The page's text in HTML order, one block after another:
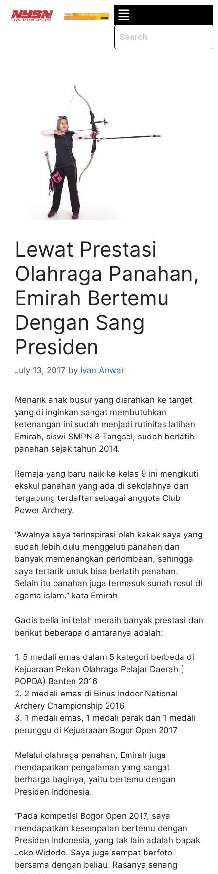
Lewat Prestasi
Olahraga Panahan,
Emirah Bertemu
Dengan Sang
Presiden
July 13, 2017 by Ivan Anwar
Menarik anak busur yang diarahkan ke target
yang di inginkan sangat membutuhkan
ketenangan ini sudah menjadi rutinitas latihan
Emirah, siswi SMPN 8 Tangsel, sudah berlatih
panahan sejak tahun 2014.
Remaja yang baru naik ke kelas 9 ini mengikuti
ekskul panahan yang ada di sekolahnya dan
tergabung terdaftar sebagai anggota Club
Power Archery.
“Awalnya saya terinspirasi oleh kakak saya yang
sudah lebih dulu menggeluti panahan dan
banyak memenangkan perlombaan, sehingga
saya tertarik untuk bisa berlatih panahan.
Selain itu panahan juga termasuk sunah rosul di
agama islam.” kata Emirah
Gadis belia ini telah meraih banyak prestasi dan
berikut beberapa diantaranya adalah:
1. 5 medali emas dalam 5 kategori berbeda di
Kejuaraan Pekan Olahraga Pelajar Daerah (
POPDA) Banten 2016
2. 2 medali emas di Binus Indoor National
Archery Championship 2016
3. 1 medali emas, 1 medali perak dan 1 medali
perunggu di Kejuaraaan Bogor Open 2017
Melalui olahraga panahan, Emirah juga
mendapatkan pengalaman yang sangat
berharga baginya, yaitu bertemu dengan
Presiden Indonesia.
“Pada kompetisi Bogor Open 2017, saya
mendapatkan kesempatan bertemu dengan
Presiden Indonesia, yang tak lain adalah bapak
Joko Widodo. Saya juga sempat berfoto
bersama dengan beliau. Rasanya senang